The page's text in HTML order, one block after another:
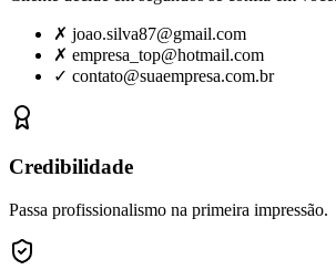
✗ joao.silva87@gmail.com
✗ empresa_top@hotmail.com
✓ contato@suaempresa.com.br
Credibilidade
Passa profissionalismo na primeira impressão.